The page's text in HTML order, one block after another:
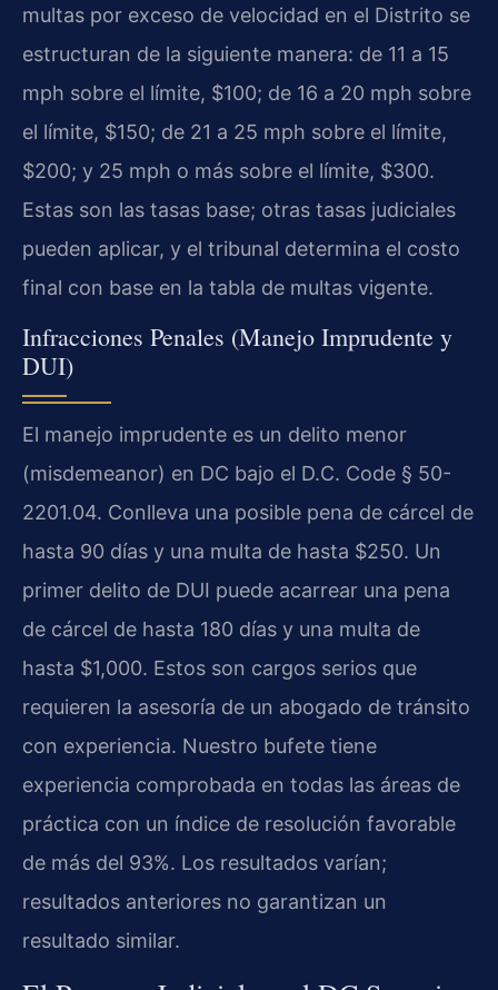
multas por exceso de velocidad en el Distrito se
estructuran de la siguiente manera: de 11 a 15
mph sobre el límite, $100; de 16 a 20 mph sobre
el límite, $150; de 21 a 25 mph sobre el límite,
$200; y 25 mph o más sobre el límite, $300.
Estas son las tasas base; otras tasas judiciales
pueden aplicar, y el tribunal determina el costo
final con base en la tabla de multas vigente.
Infracciones Penales (Manejo Imprudente y
DUI)
El manejo imprudente es un delito menor
(misdemeanor) en DC bajo el D.C. Code § 50-
2201.04. Conlleva una posible pena de cárcel de
hasta 90 días y una multa de hasta $250. Un
primer delito de DUI puede acarrear una pena
de cárcel de hasta 180 días y una multa de
hasta $1,000. Estos son cargos serios que
requieren la asesoría de un abogado de tránsito
con experiencia. Nuestro bufete tiene
experiencia comprobada en todas las áreas de
práctica con un índice de resolución favorable
de más del 93%. Los resultados varían;
resultados anteriores no garantizan un
resultado similar.